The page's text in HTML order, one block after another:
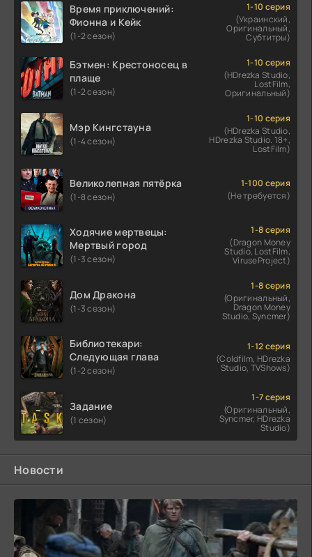
Время приключений:
Фионна и Кейк
(1-2 сезон)
1-10 серия
(Украинский,
Оригинальный,
Субтитры)
Бэтмен: Крестоносец в
плаще
(1-2 сезон)
1-10 серия
(HDrezka Studio,
LostFilm,
Оригинальный)
Мэр Кингстауна
(1-4 сезон)
1-10 серия
(HDrezka Studio,
HDrezka Studio. 18+,
LostFilm)
Великолепная пятёрка
(1-8 сезон)
1-100 серия
(Не требуется)
Ходячие мертвецы:
Мертвый город
(1-3 сезон)
1-8 серия
(Dragon Money
Studio, LostFilm,
ViruseProject)
Дом Дракона
(1-3 сезон)
1-8 серия
(Оригинальный,
Dragon Money
Studio, Syncmer)
Библиотекари:
Следующая глава
(1-2 сезон)
1-12 серия
(Coldfilm, HDrezka
Studio, TVShows)
Задание
(1 сезон)
1-7 серия
(Оригинальный,
Syncmer, HDrezka
Studio)
Новости